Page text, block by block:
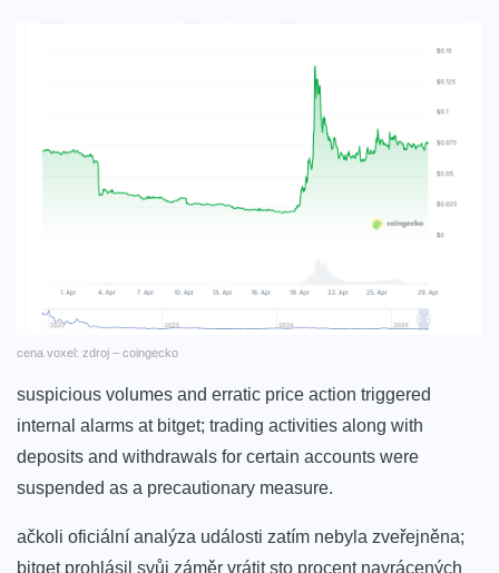
cena voxel: zdroj – ​coingecko
suspicious volumes and erratic⁤ price⁣ action triggered​
internal alarms at ‌bitget; trading activities along with
deposits and withdrawals for certain ⁣accounts‍ were
⁢suspended as a precautionary measure.
ačkoli oficiální analýza ​události​ zatím nebyla zveřejněna;
‌bitget prohlásil svůj záměr vrátit sto procent⁤ navrácených